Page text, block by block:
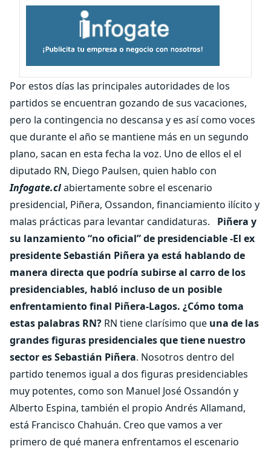
Por estos días las principales autoridades de los
partidos se encuentran gozando de sus vacaciones,
pero la contingencia no descansa y es así como voces
que durante el año se mantiene más en un segundo
plano, sacan en esta fecha la voz. Uno de ellos el el
diputado RN, Diego Paulsen, quien hablo con
Infogate.clabiertamente sobre el escenario
presidencial, Piñera, Ossandon, financiamiento ilícito y
malas prácticas para levantar candidaturas.
Piñera y
su lanzamiento “no oficial” de presidenciable-El ex
presidente Sebastián Piñera ya está hablando de
manera directa que podría subirse al carro de los
presidenciables, habló incluso de un posible
enfrentamiento final Piñera-Lagos. ¿Cómo toma
estas palabras RN? RN tiene clarísimo que una de las
grandes figuras presidenciales que tiene nuestro
sector es Sebastián Piñera. Nosotros dentro del
partido tenemos igual a dos figuras presidenciables
muy potentes, como son Manuel José Ossandón y
Alberto Espina, también el propio Andrés Allamand,
está Francisco Chahuán. Creo que vamos a ver
primero de qué manera enfrentamos el escenario